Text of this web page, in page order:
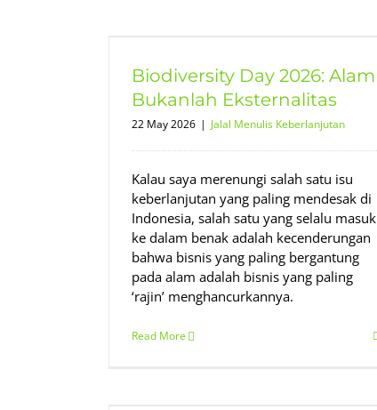
Biodiversity Day 2026: Alam
Bukanlah Eksternalitas
22 May 2026 | Jalal Menulis Keberlanjutan
Kalau saya merenungi salah satu isu
keberlanjutan yang paling mendesak di
Indonesia, salah satu yang selalu masuk
ke dalam benak adalah kecenderungan
bahwa bisnis yang paling bergantung
pada alam adalah bisnis yang paling
‘rajin’ menghancurkannya.
Read More